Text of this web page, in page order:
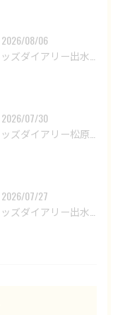
2026/08/06
2026/07/30
2026/07/27